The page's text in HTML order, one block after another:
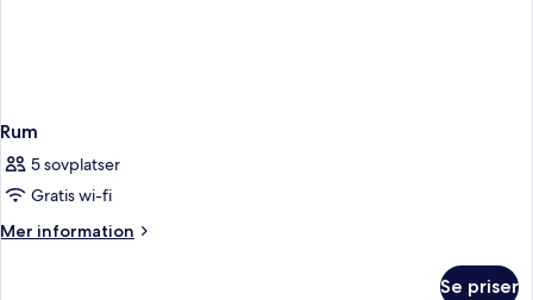
Rum
5 sovplatser
Gratis wi-fi
Mer information
Mer
Se priser